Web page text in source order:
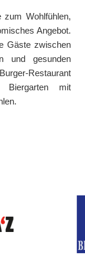
zum Wohlfühlen,
Angebot.
Gäste zwischen
und gesunden
Restaurant
Biergarten mit